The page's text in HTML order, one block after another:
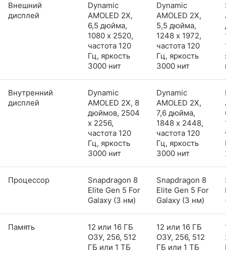
Внешний
дисплей
Dynamic
AMOLED 2X,
6,5 дюйма,
1080 x 2520,
частота 120
Гц, яркость
3000 нит
Dynamic
AMOLED 2X,
5,5 дюйма,
1248 x 1972,
частота 120
Гц, яркость
3000 нит
Внутренний
дисплей
Dynamic
AMOLED 2X, 8
дюймов, 2504
x 2256,
частота 120
Гц, яркость
3000 нит
Dynamic
AMOLED 2X,
7,6 дюйма,
1848 x 2448,
частота 120
Гц, яркость
3000 нит
Процессор
Snapdragon 8
Elite Gen 5 For
Galaxy (3 нм)
Snapdragon 8
Elite Gen 5 For
Galaxy (3 нм)
Память
12 или 16 ГБ
ОЗУ, 256, 512
ГБ или 1 ТБ
12 или 16 ГБ
ОЗУ, 256, 512
ГБ или 1 ТБ